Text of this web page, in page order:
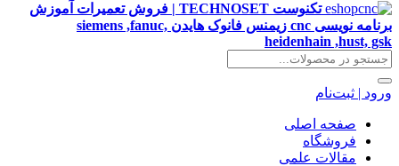
تکنوست TECHNOSET | فروش تعمیرات آموزش
برنامه نویسی cnc زیمنس فانوک هایدن siemens ,fanuc,
heidenhain ,hust, gsk
ورود | ثبت‌نام
صفحه اصلی
فروشگاه
مقالات علمی